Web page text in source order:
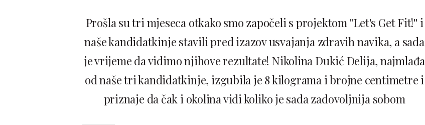
Prošla su tri mjeseca otkako smo započeli s projektom ''Let's Get Fit!'' i
naše kandidatkinje stavili pred izazov usvajanja zdravih navika, a sada
je vrijeme da vidimo njihove rezultate! Nikolina Dukić Delija, najmlađa
od naše tri kandidatkinje, izgubila je 8 kilograma i brojne centimetre i
priznaje da čak i okolina vidi koliko je sada zadovoljnija sobom